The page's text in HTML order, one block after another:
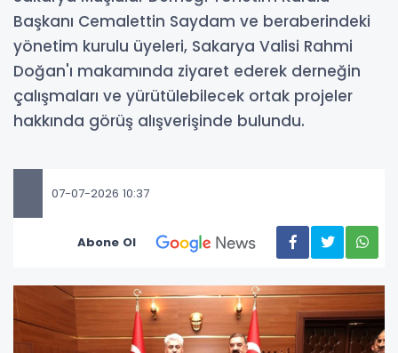
Başkanı Cemalettin Saydam ve beraberindeki
yönetim kurulu üyeleri, Sakarya Valisi Rahmi
Doğan'ı makamında ziyaret ederek derneğin
çalışmaları ve yürütülebilecek ortak projeler
hakkında görüş alışverişinde bulundu.
07-07-2026 10:37
Abone Ol